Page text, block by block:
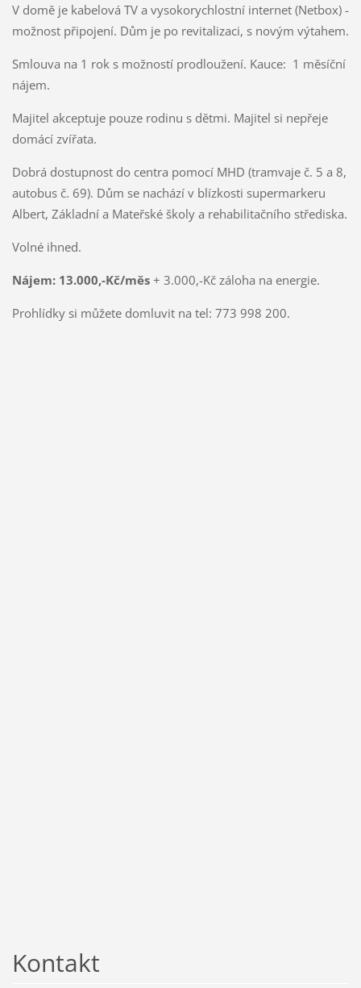
V domě je kabelová TV a vysokorychlostní internet (Netbox) -
možnost připojení. Dům je po revitalizaci, s novým výtahem.
Smlouva na 1 rok s možností prodloužení. Kauce: 1 měsíční
nájem.
Majitel akceptuje pouze rodinu s dětmi. Majitel si nepřeje
domácí zvířata.
Dobrá dostupnost do centra pomocí MHD (tramvaje č. 5 a 8,
autobus č. 69). Dům se nachází v blízkosti supermarkeru
Albert, Základní a Mateřské školy a rehabilitačního střediska.
Volné ihned.
Nájem: 13.000,-Kč/měs + 3.000,-Kč záloha na energie.
Prohlídky si můžete domluvit na tel: 773 998 200.
Kontakt